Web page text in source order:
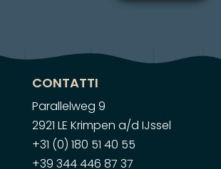
CONTATTI
Parallelweg 9
2921 LE Krimpen a/d IJssel
+31 (0) 180 51 40 55
+39 344 446 87 37